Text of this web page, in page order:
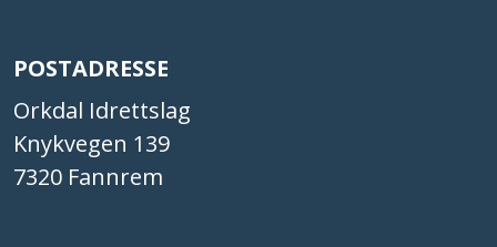
POSTADRESSE
Orkdal Idrettslag
Knykvegen 139
7320 Fannrem